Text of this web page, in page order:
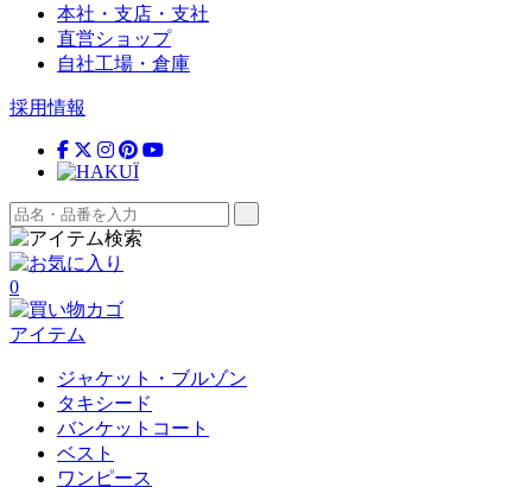
本社・支店・支社
直営ショップ
自社工場・倉庫
採用情報
0
アイテム
ジャケット・ブルゾン
タキシード
バンケットコート
ベスト
ワンピース